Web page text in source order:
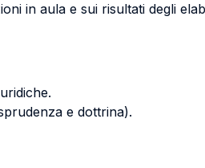
in aula e sui risultati degli
e dottrina).